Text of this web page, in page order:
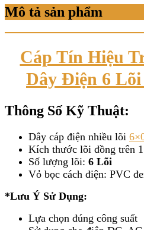
Mô tả sản phẩm
Cáp Tín Hiệu
Dây Điện 6
Thông Số Kỹ Thuật:
Dây cáp điện nhiều lõi
Kích thước lõi đồng trên
Số lượng lõi: 6 Lõi
Vỏ bọc cách điện: PVC
*Lưu Ý Sử Dụng:
Lựa chọn đúng công suất